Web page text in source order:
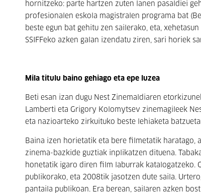
hornitzeko: parte hartzen zuten lanen pasaldiei
profesionalen eskola magistralen programa bat
beste egun bat gehitu zen sailerako, eta,
SSIFFeko azken galan izendatu ziren, sari horiek
Mila titulu baino gehiago eta epe luzea
Beti esan izan dugu Nest Zinemaldiaren
Lamberti eta Grigory Kolomytsev zinemagileek
eta nazioarteko zirkuituko beste lehiaketa
Baina izen horietatik eta bere filmetatik haratago,
zinema-bazkide guztiak inplikatzen dituena.
honetatik igaro diren film laburrak katalogatzeko.
publikorako, eta 2008tik jasotzen dute saila.
pantaila publikoan. Era berean, sailaren azken